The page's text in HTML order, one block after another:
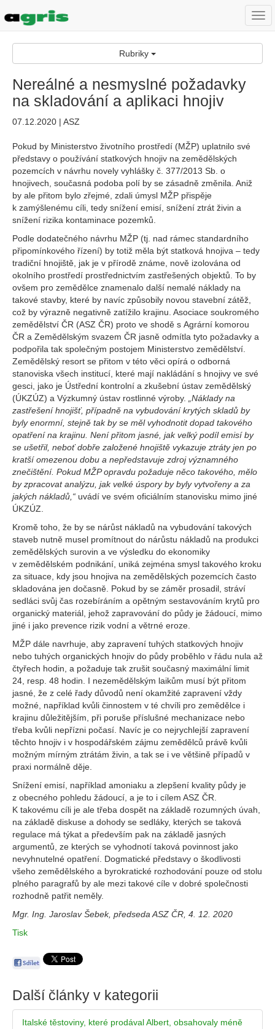
Rubriky
Nereálné a nesmyslné požadavky
na skladování a aplikaci hnojiv
07.12.2020 | ASZ
Pokud by Ministerstvo životního prostředí (MŽP) uplatnilo své
představy o používání statkových hnojiv na zemědělských
pozemcích v návrhu novely vyhlášky č. 377/2013 Sb. o
hnojivech, současná podoba polí by se zásadně změnila. Aniž
by ale přitom bylo zřejmé, zdali úmysl MŽP přispěje
k zamýšlenému cíli, tedy snížení emisí, snížení ztrát živin a
snížení rizika kontaminace pozemků.
Podle dodatečného návrhu MŽP (tj. nad rámec standardního
připomínkového řízení) by totiž měla být statková hnojiva – tedy
tradiční hnojiště, jak je v přírodě známe, nově izolována od
okolního prostředí prostřednictvím zastřešených objektů. To by
ovšem pro zemědělce znamenalo další nemalé náklady na
takové stavby, které by navíc způsobily novou stavební zátěž,
což by výrazně negativně zatížilo krajinu. Asociace soukromého
zemědělství ČR (ASZ ČR) proto ve shodě s Agrární komorou
ČR a Zemědělským svazem ČR jasně odmítla tyto požadavky a
podpořila tak společným postojem Ministerstvo zemědělství.
Zemědělský resort se přitom v této věci opírá o odborná
stanoviska všech institucí, které mají nakládání s hnojivy ve své
gesci, jako je Ústřední kontrolní a zkušební ústav zemědělský
(ÚKZÚZ) a Výzkumný ústav rostlinné výroby.
„Náklady na
zastřešení hnojišť, případně na vybudování krytých skladů by
byly enormní, stejně tak by se měl vyhodnotit dopad takového
opatření na krajinu. Není přitom jasné, jak velký podíl emisí by
se ušetřil, neboť dobře založené hnojiště vykazuje ztráty jen po
kratší omezenou dobu a nepředstavuje zdroj významného
znečištění. Pokud MŽP opravdu požaduje něco takového, mělo
by zpracovat analýzu, jak velké úspory by byly vytvořeny a za
jakých nákladů,“ uvádí ve svém oficiálním stanovisku mimo jiné
ÚKZÚZ.
Kromě toho, že by se nárůst nákladů na vybudování takových
staveb nutně musel promítnout do nárůstu nákladů na produkci
zemědělských surovin a ve výsledku do ekonomiky
v zemědělském podnikání, uniká zejména smysl takového kroku
za situace, kdy jsou hnojiva na zemědělských pozemcích často
skladována jen dočasně. Pokud by se záměr prosadil, stráví
sedláci svůj čas rozebíráním a opětným sestavováním krytů pro
organický materiál, jehož zapravování do půdy je žádoucí, mimo
jiné i jako prevence rizik vodní a větrné eroze.
MŽP dále navrhuje, aby zapravení tuhých statkových hnojiv
nebo tuhých organických hnojiv do půdy proběhlo v řádu nula až
čtyřech hodin, a požaduje tak zrušit současný maximální limit
24, resp. 48 hodin. I nezemědělským laikům musí být přitom
jasné, že z celé řady důvodů není okamžité zapravení vždy
možné, například kvůli činnostem v té chvíli pro zemědělce i
krajinu důležitějším, při poruše příslušné mechanizace nebo
třeba kvůli nepřízni počasí. Navíc je co nejrychlejší zapravení
těchto hnojiv i v hospodářském zájmu zemědělců právě kvůli
možným mírným ztrátám živin, a tak se i ve většině případů v
praxi normálně děje.
Snížení emisí, například amoniaku a zlepšení kvality půdy je
z obecného pohledu žádoucí, a je to i cílem ASZ ČR.
K takovému cíli je ale třeba dospět na základě rozumných úvah,
na základě diskuse a dohody se sedláky, kterých se taková
regulace má týkat a především pak na základě jasných
argumentů, ze kterých se vyhodnotí taková povinnost jako
nevyhnutelné opatření. Dogmatické představy o škodlivosti
všeho zemědělského a byrokratické rozhodování pouze od stolu
plného paragrafů by ale mezi takové cíle v dobré společnosti
rozhodně patřit neměly.
Mgr. Ing. Jaroslav Šebek, předseda ASZ ČR, 4. 12. 2020
Tisk
Další články v kategorii
Italské těstoviny, které prodával Albert, obsahovaly méně